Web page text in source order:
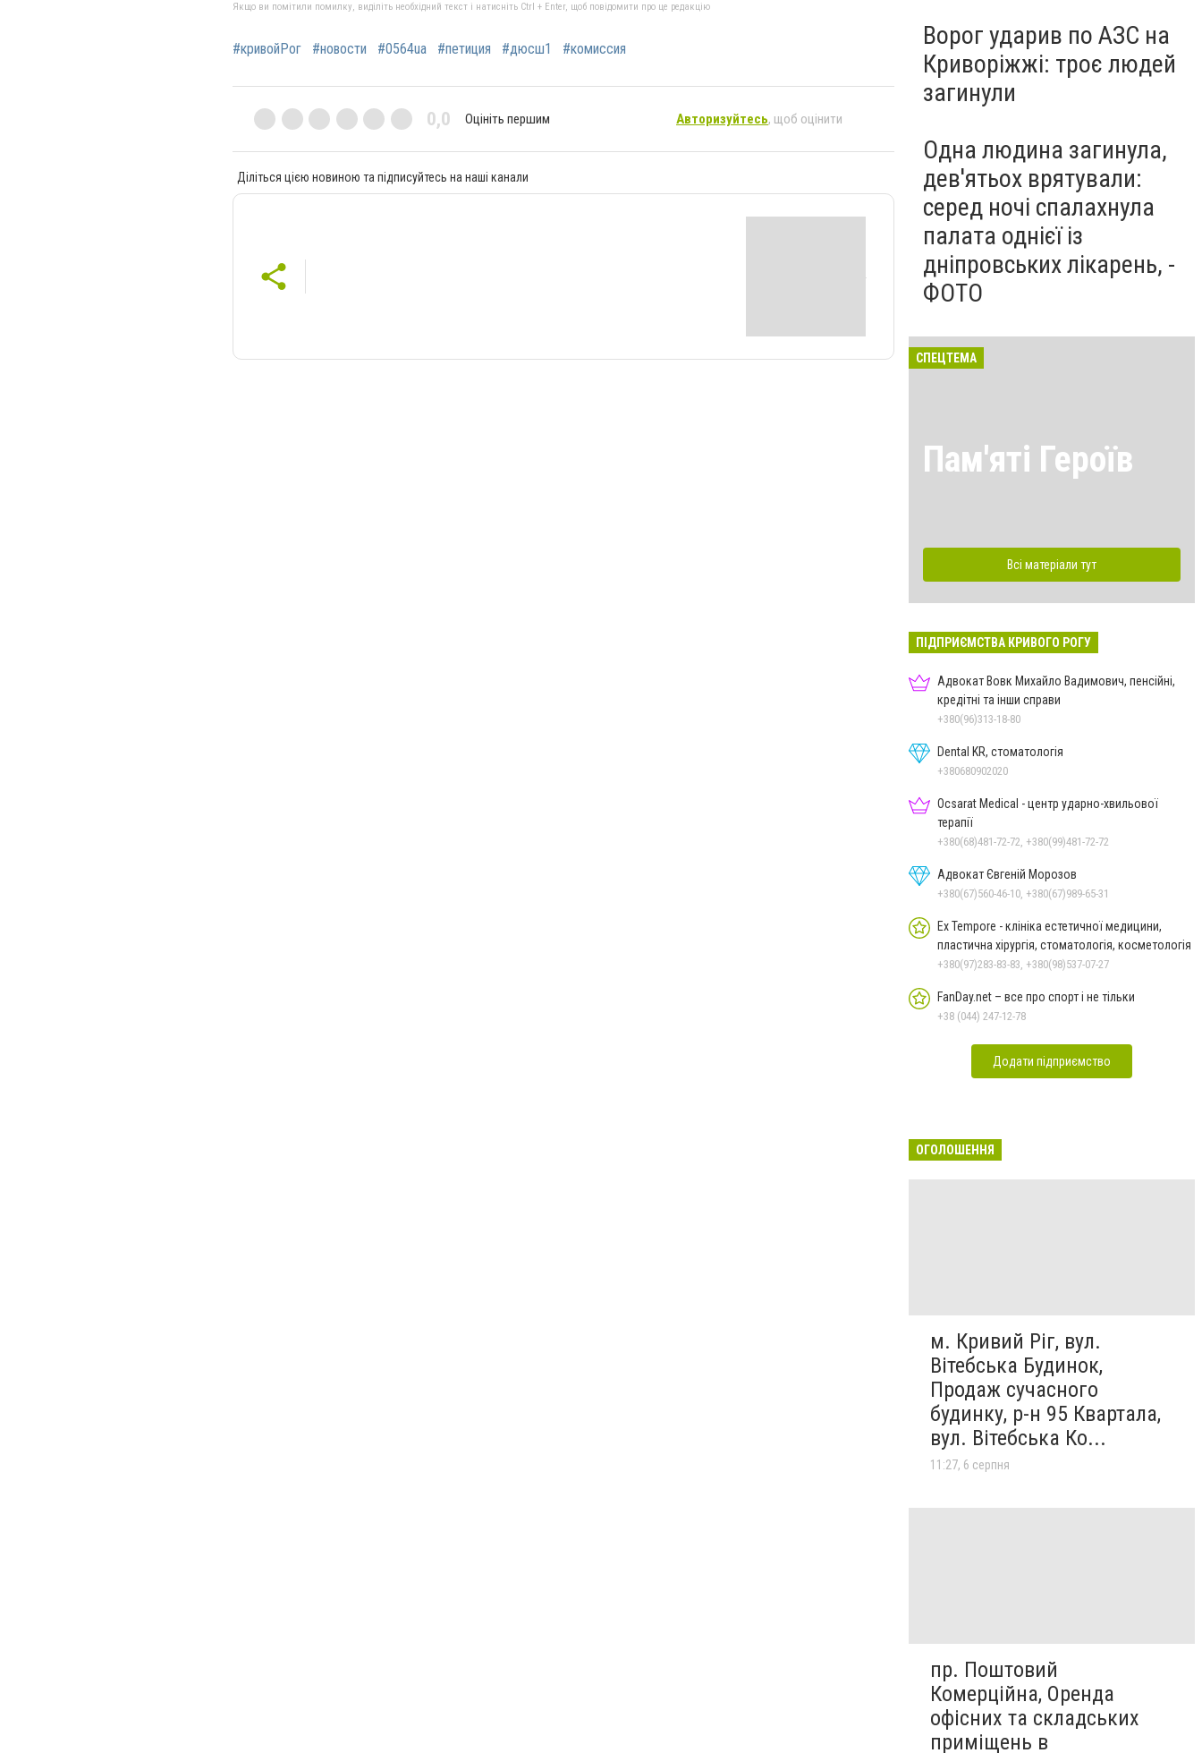
Якщо ви помітили помилку, виділіть необхідний текст і натисніть Ctrl + Enter, щоб повідомити про це редакцію
#кривойРог #новости #0564ua #петиция #дюсш1 #комиссия
0,0 Оцініть першим Авторизуйтесь, щоб оцінити
Діліться цією новиною та підписуйтесь на наші канали
Ворог ударив по АЗС на
Криворіжжі: троє людей
загинули
Одна людина загинула,
дев'ятьох врятували:
серед ночі спалахнула
палата однієї із
дніпровських лікарень, -
ФОТО
СПЕЦТЕМА
Пам'яті Героїв
Всі матеріали тут
ПІДПРИЄМСТВА КРИВОГО РОГУ
Адвокат Вовк Михайло Вадимович, пенсійні,
кредітні та інши справи
+380(96)313-18-80
Dental KR, стоматологія
+380680902020
Ocsarat Medical - центр ударно-хвильової
терапії
+380(68)481-72-72, +380(99)481-72-72
Адвокат Євгеній Морозов
+380(67)560-46-10, +380(67)989-65-31
Ex Tempore - клініка естетичної медицини,
пластична хірургія, стоматологія, косметологія
+380(97)283-83-83, +380(98)537-07-27
FanDay.net – все про спорт і не тільки
+38 (044) 247-12-78
Додати підприємство
ОГОЛОШЕННЯ
м. Кривий Ріг, вул.
Вітебська Будинок,
Продаж сучасного
будинку, р-н 95 Квартала,
вул. Вітебська Ко...
11:27, 6 серпня
пр. Поштовий
Комерційна, Оренда
офісних та складських
приміщень в